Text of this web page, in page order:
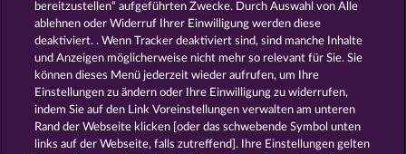
POSEIDON'S RISING AURA OF JUPITER
bereitzustellen“ aufgeführten Zwecke. Durch Auswahl von Alle
ablehnen oder Widerruf Ihrer Einwilligung werden diese
deaktiviert. . Wenn Tracker deaktiviert sind, sind manche Inhalte
und Anzeigen möglicherweise nicht mehr so ​​relevant für Sie. Sie
können dieses Menü jederzeit wieder aufrufen, um Ihre
Einstellungen zu ändern oder Ihre Einwilligung zu widerrufen,
indem Sie auf den Link Voreinstellungen verwalten am unteren
Rand der Webseite klicken [oder das schwebende Symbol unten
links auf der Webseite, falls zutreffend]. Ihre Einstellungen gelten